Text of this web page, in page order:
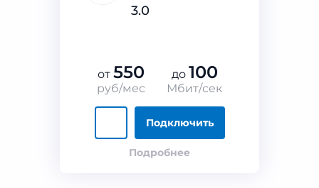
3.0
от 550
руб/мес
до 100
Мбит/сек
Подключить
Подробнее